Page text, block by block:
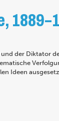
der Diktator
Ideen